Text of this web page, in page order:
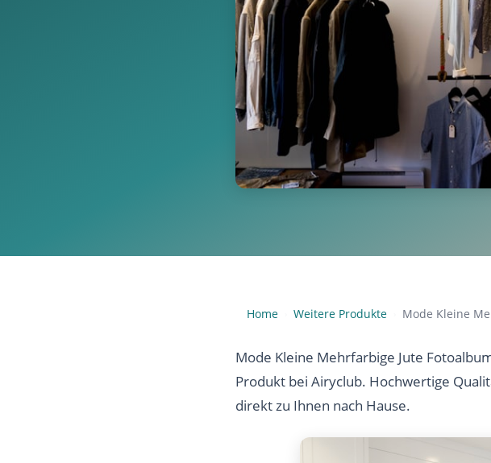
Home Weitere Produkte Mode Kleine
Mode Kleine Mehrfarbige Jute
Produkt bei Airyclub. Hochwertige
direkt zu Ihnen nach Hause.